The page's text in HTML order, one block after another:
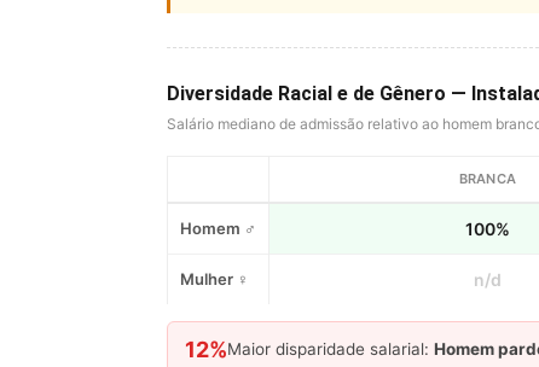
Diversidade Racial e de Gênero —
Salário mediano de admissão relativo ao homem
BRANCA
Homem ♂ 100%
Mulher ♀ n/d
12%Maior disparidade salarial: Homem